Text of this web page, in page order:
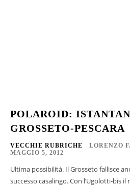
POLAROID:
GROSSETO-PESCARA
VECCHIE RUBRICHE LORENZO
MAGGIO 5, 2012
Ultima possibilità. Il Grosseto fallisce
successo casalingo. Con l’Ugolotti-bis